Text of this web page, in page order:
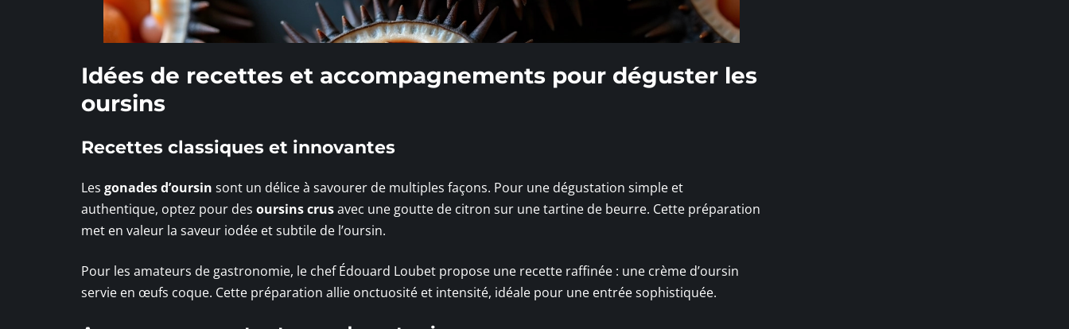
Idées de recettes et accompagnements pour déguster les
oursins
Recettes classiques et innovantes
Les gonades d’oursin sont un délice à savourer de multiples façons. Pour une dégustation simple et
authentique, optez pour des oursins crusavec une goutte de citron sur une tartine de beurre. Cette préparation
met en valeur la saveur iodée et subtile de l’oursin.
Pour les amateurs de gastronomie, le chef Édouard Loubet propose une recette raffinée : une crème d’oursin
servie en œufs coque. Cette préparation allie onctuosité et intensité, idéale pour une entrée sophistiquée.